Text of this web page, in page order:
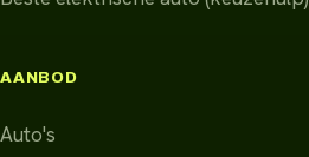
AANBOD
Auto's